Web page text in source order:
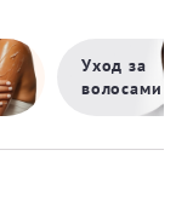
Уход за
волосами